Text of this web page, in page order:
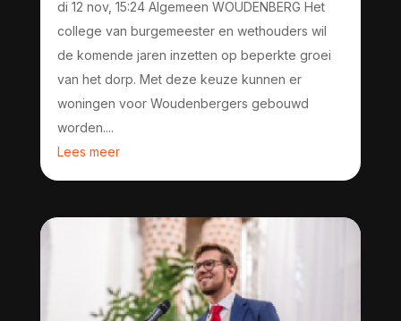
di 12 nov, 15:24 Algemeen WOUDENBERG Het
college van burgemeester en wethouders wil
de komende jaren inzetten op beperkte groei
van het dorp. Met deze keuze kunnen er
woningen voor Woudenbergers gebouwd
worden....
Lees meer